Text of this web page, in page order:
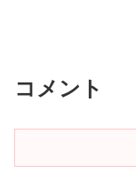
コメント